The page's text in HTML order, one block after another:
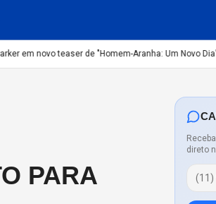
em novo teaser de "Homem-Aranha: Um Novo Dia"
PARA
direto